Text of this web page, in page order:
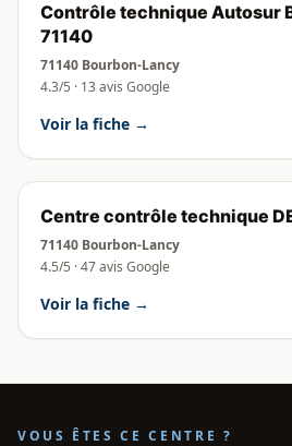
Contrôle technique Autosur
71140
71140 Bourbon-Lancy
4.3/5 · 13 avis Google
Voir la fiche →
Centre contrôle technique
71140 Bourbon-Lancy
4.5/5 · 47 avis Google
Voir la fiche →
VOUS ÊTES CE CENTRE ?